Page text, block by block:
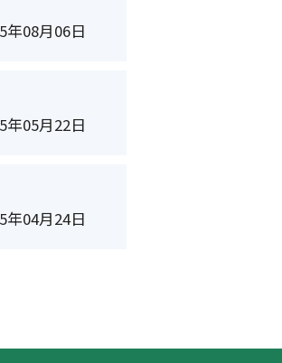
年08月06日
年05月22日
年04月24日